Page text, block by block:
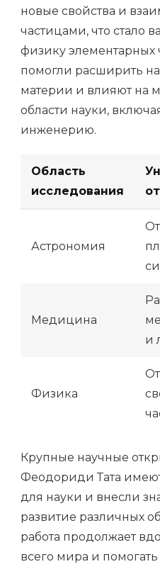
новые свойства и
частицами, что стало
физику элементарных
помогли расширить
материи и влияют на
области науки,
инженерию.
Область
исследования
Астрономия
Медицина
и
Физика
Крупные научные
Феодориди Тата
для науки и внесли
развитие различных
работа продолжает
всего мира и